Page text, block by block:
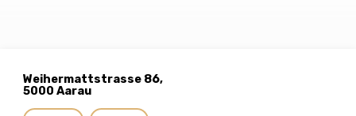
Weihermattstrasse 86,
5000 Aarau